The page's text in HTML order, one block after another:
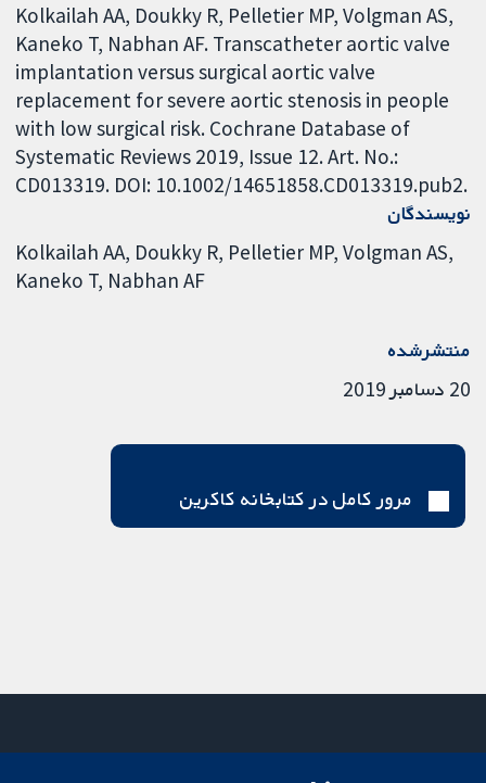
Kolkailah AA, Doukky R, Pelletier MP, Volgman AS,
Kaneko T, Nabhan AF. Transcatheter aortic valve
implantation versus surgical aortic valve
replacement for severe aortic stenosis in people
with low surgical risk. Cochrane Database of
Systematic Reviews 2019, Issue 12. Art. No.:
CD013319. DOI: 10.1002/14651858.CD013319.pub2.
نویسندگان
Kolkailah AA Doukky R Pelletier MP Volgman AS
Kaneko T Nabhan AF
منتشرشده
20 دسامبر 2019
مرور کامل در کتابخانه کاکرین